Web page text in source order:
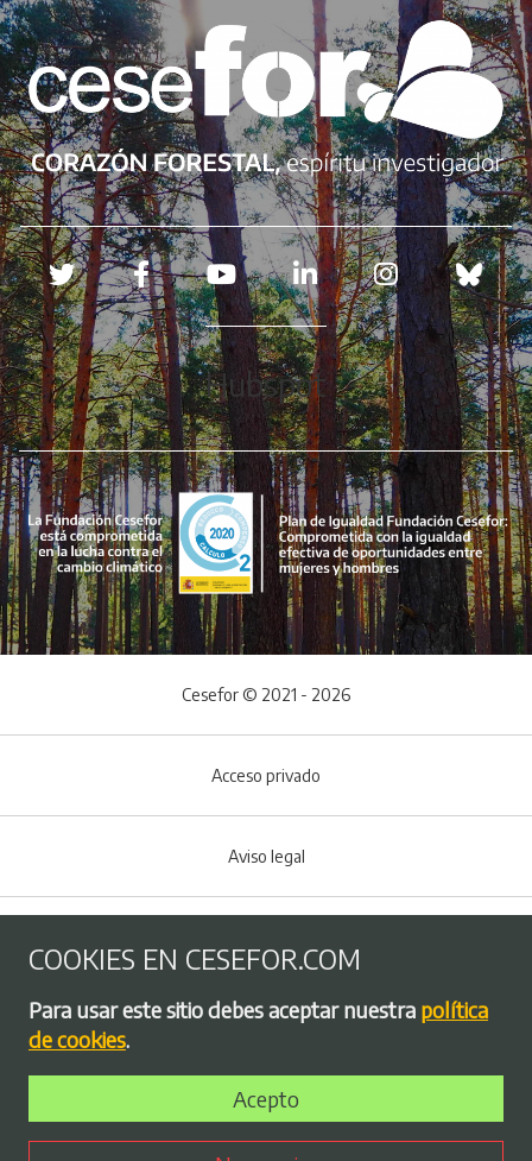
Redes sociales
Hubspot
Menú del pie
Cesefor © 2021 - 2026
Acceso privado
Aviso legal
Política de privacidad
Bolsa de empleo
COOKIES EN CESEFOR.COM
Para usar este sitio debes aceptar nuestra política
de cookies.
Acepto